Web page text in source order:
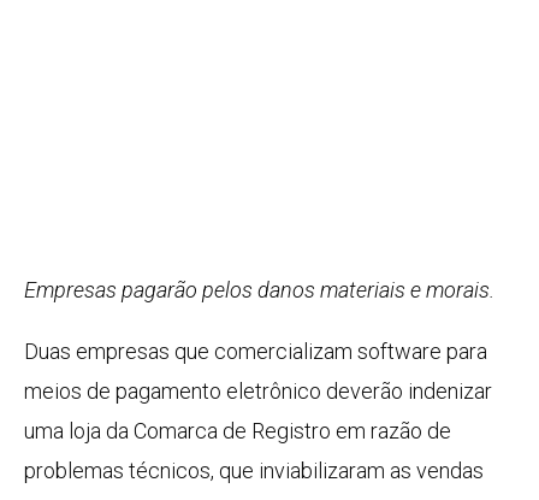
Empresas pagarão pelos danos materiais e morais.
Duas empresas que comercializam software para
meios de pagamento eletrônico deverão indenizar
uma loja da Comarca de Registro em razão de
problemas técnicos, que inviabilizaram as vendas